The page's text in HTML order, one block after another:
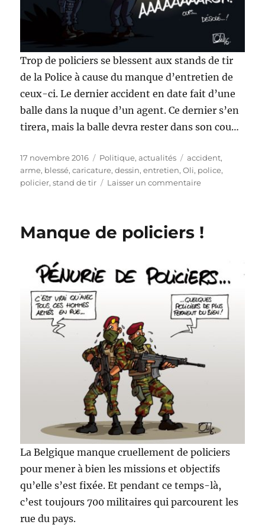
Trop de policiers se blessent aux stands de tir
de la Police à cause du manque d’entretien de
ceux-ci. Le dernier accident en date fait d’une
balle dans la nuque d’un agent. Ce dernier s’en
tirera, mais la balle devra rester dans son cou…
Publié
le
17 novembre 2016 Catégories
Politique, actualités Étiquettes
accident,
arme, blessé,caricature,dessin,entretien,Oli, police,
policier,stand de tir Laisser un commentairesur
de
:
danger
!
Manque de policiers !
La Belgique manque cruellement de policiers
pour mener à bien les missions et objectifs
qu’elle s’est fixée. Et pendant ce temps-là,
c’est toujours 700 militaires qui parcourent les
rue du pays.